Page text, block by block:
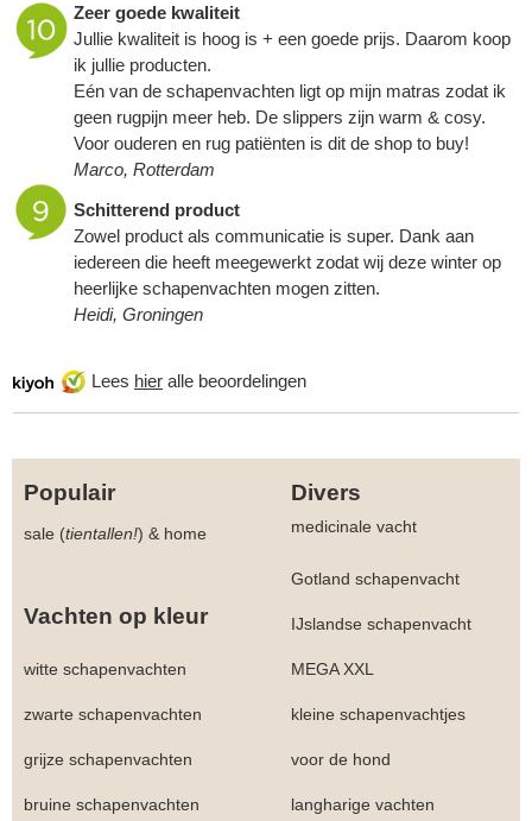
Zeer goede kwaliteit
Jullie kwaliteit is hoog is + een goede prijs. Daarom koop
ik jullie producten.
Eén van de schapenvachten ligt op mijn matras zodat ik
geen rugpijn meer heb. De slippers zijn warm & cosy.
Voor ouderen en rug patiënten is dit de shop to buy!
Marco, Rotterdam
Schitterend product
Zowel product als communicatie is super. Dank aan
iedereen die heeft meegewerkt zodat wij deze winter op
heerlijke schapenvachten mogen zitten.
Heidi, Groningen
Lees hier alle beoordelingen
Populair Divers
sale (tientallen!) & home medicinale vacht
Gotland schapenvacht
Vachten op kleur IJslandse schapenvacht
witte schapenvachten MEGA XXL
zwarte schapenvachten kleine schapenvachtjes
grijze schapenvachten voor de hond
bruine schapenvachten langharige vachten